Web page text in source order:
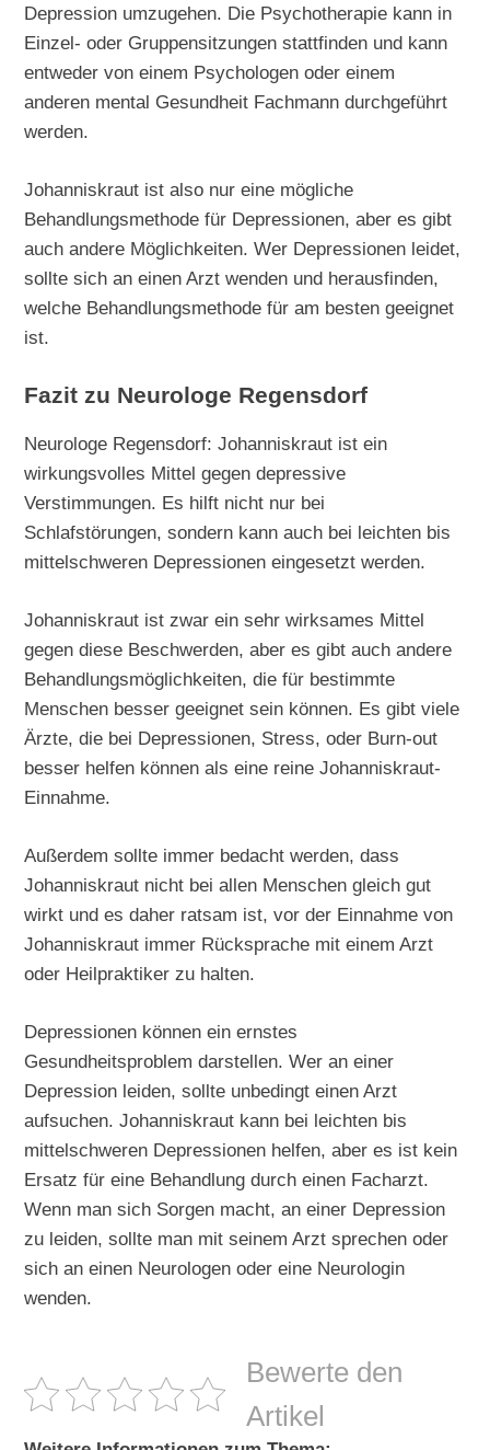
Depression umzugehen. Die Psychotherapie kann in
Einzel- oder Gruppensitzungen stattfinden und kann
entweder von einem Psychologen oder einem
anderen mental Gesundheit Fachmann durchgeführt
werden.
Johanniskraut ist also nur eine mögliche
Behandlungsmethode für Depressionen, aber es gibt
auch andere Möglichkeiten. Wer Depressionen leidet,
sollte sich an einen Arzt wenden und herausfinden,
welche Behandlungsmethode für am besten geeignet
ist.
Fazit zu Neurologe Regensdorf
Neurologe Regensdorf: Johanniskraut ist ein
wirkungsvolles Mittel gegen depressive
Verstimmungen. Es hilft nicht nur bei
Schlafstörungen, sondern kann auch bei leichten bis
mittelschweren Depressionen eingesetzt werden.
Johanniskraut ist zwar ein sehr wirksames Mittel
gegen diese Beschwerden, aber es gibt auch andere
Behandlungsmöglichkeiten, die für bestimmte
Menschen besser geeignet sein können. Es gibt viele
Ärzte, die bei Depressionen, Stress, oder Burn-out
besser helfen können als eine reine Johanniskraut-
Einnahme.
Außerdem sollte immer bedacht werden, dass
Johanniskraut nicht bei allen Menschen gleich gut
wirkt und es daher ratsam ist, vor der Einnahme von
Johanniskraut immer Rücksprache mit einem Arzt
oder Heilpraktiker zu halten.
Depressionen können ein ernstes
Gesundheitsproblem darstellen. Wer an einer
Depression leiden, sollte unbedingt einen Arzt
aufsuchen. Johanniskraut kann bei leichten bis
mittelschweren Depressionen helfen, aber es ist kein
Ersatz für eine Behandlung durch einen Facharzt.
Wenn man sich Sorgen macht, an einer Depression
zu leiden, sollte man mit seinem Arzt sprechen oder
sich an einen Neurologen oder eine Neurologin
wenden.
Bewerte den
Artikel